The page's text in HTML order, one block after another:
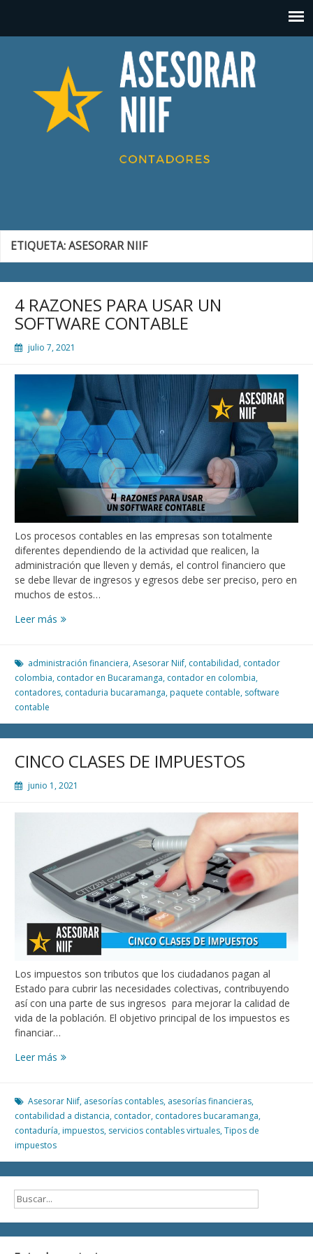
ETIQUETA:ASESORAR NIIF
4 RAZONES PARA USAR UN
SOFTWARE CONTABLE
julio 7, 2021
Los procesos contables en las empresas son totalmente
diferentes dependiendo de la actividad que realicen, la
administración que lleven y demás, el control financiero que
se debe llevar de ingresos y egresos debe ser preciso, pero en
muchos de estos…
Leer más 4
USAR
UN
SOFTWARE
administración financiera,Asesorar Niif, contabilidad, contador
colombia, contador en Bucaramanga, contador en colombia,
contadores, contaduria bucaramanga, paquete contable, software
contable
CINCO CLASES DE IMPUESTOS
junio 1, 2021
Los impuestos son tributos que los ciudadanos pagan al
Estado para cubrir las necesidades colectivas, contribuyendo
así con una parte de sus ingresos para mejorar la calidad de
vida de la población. El objetivo principal de los impuestos es
financiar…
Leer más CINCO
IMPUESTOS
Asesorar Niif, asesorías contables, asesorías financieras,
contabilidad a distancia, contador, contadores bucaramanga,
contaduría, impuestos, servicios contables virtuales,Tipos de
impuestos